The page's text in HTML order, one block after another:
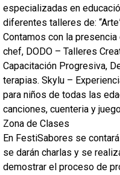
especializadas en
diferentes talleres de:
Contamos con la
chef, DODO – Talleres
Capacitación Progresiva,
terapias. Skylu –
para niños de todas las
canciones, cuenteria y
Zona de Clases
En FestiSabores se
se darán charlas y se
demostrar el proceso de